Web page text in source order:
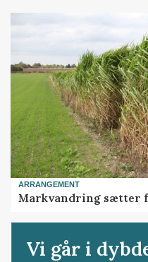
ARRANGEMENT
Markvandring sætter
Vi går i